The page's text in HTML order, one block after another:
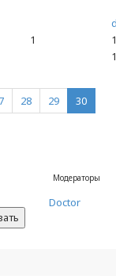
1
28 29
30
Модераторы
Doctor